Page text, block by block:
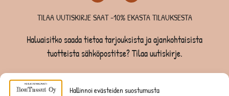
Hallinnoi evästeiden suostumusta
TILAA UUTISKIRJE SAAT -10% EKASTA TILAUKSESTA
Haluaisitko saada tietoa tarjouksista ja ajankohtaisista
tuotteista sähköpostitse? Tilaa uutiskirje.
TILAA UUTISKIRJE -SAAT -10% EKASTA TILAUKSESTA